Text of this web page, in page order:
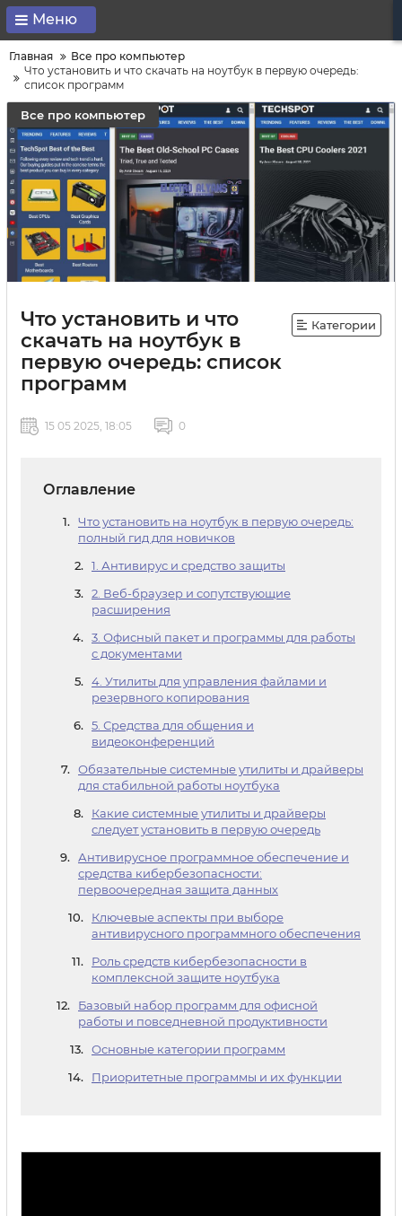
Меню
Главная
Все про компьютер
Что установить и что скачать на ноутбук в первую очередь:
список программ
Все про компьютер
Что установить и что
скачать на ноутбук в
первую очередь: список
программ
Категории
15 05 2025, 18:05 0
Оглавление
Что установить на ноутбук в первую очередь:
полный гид для новичков
1. Антивирус и средство защиты
2. Веб-браузер и сопутствующие
расширения
3. Офисный пакет и программы для работы
с документами
4. Утилиты для управления файлами и
резервного копирования
5. Средства для общения и
видеоконференций
Обязательные системные утилиты и драйверы
для стабильной работы ноутбука
Какие системные утилиты и драйверы
следует установить в первую очередь
Антивирусное программное обеспечение и
средства кибербезопасности:
первоочередная защита данных
Ключевые аспекты при выборе
антивирусного программного обеспечения
Роль средств кибербезопасности в
комплексной защите ноутбука
Базовый набор программ для офисной
работы и повседневной продуктивности
Основные категории программ
Приоритетные программы и их функции